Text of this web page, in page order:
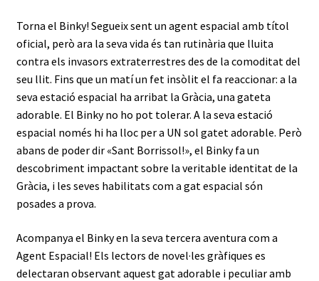
Torna el Binky! Segueix sent un agent espacial amb títol
oficial, però ara la seva vida és tan rutinària que lluita
contra els invasors extraterrestres des de la comoditat del
seu llit. Fins que un matí un fet insòlit el fa reaccionar: a la
seva estació espacial ha arribat la Gràcia, una gateta
adorable. El Binky no ho pot tolerar. A la seva estació
espacial només hi ha lloc per a UN sol gatet adorable. Però
abans de poder dir «Sant Borrissol!», el Binky fa un
descobriment impactant sobre la veritable identitat de la
Gràcia, i les seves habilitats com a gat espacial són
posades a prova.
Acompanya el Binky en la seva tercera aventura com a
Agent Espacial! Els lectors de novel·les gràfiques es
delectaran observant aquest gat adorable i peculiar amb